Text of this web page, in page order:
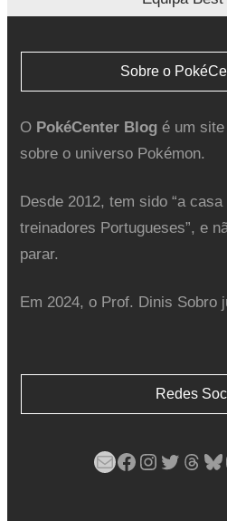
Sobre o
O PokéCenter Blogé um site
sobre o universo Pokémon.
Desde 2012, tem sido “a
treinadores Portugueses”, e
parar.
Em 2024, o Prof. Dinis Sobro
Redes
Mail Facebook Instagram Twitter Threads Bluesky